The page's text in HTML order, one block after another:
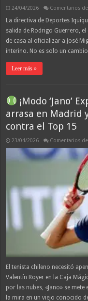
24/04/2026 Comentarios
La directiva de Deportes
salida de Rodrigo Guerrero,
de casa al oficializar a José
interino. No es solo un
Leer más »
¡Modo ‘Jano’
arrasa en Madrid
contra el Top 15
23/04/2026 Comentarios
El tenista chileno necesitó
Valentín Royer en la Caja
por las nubes, «Jano» se
la mira en un viejo conocido